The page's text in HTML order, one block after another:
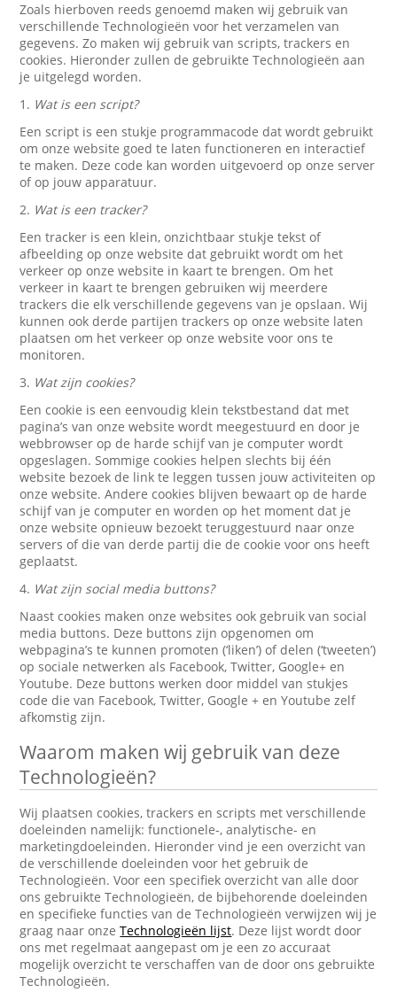
Zoals hierboven reeds genoemd maken wij gebruik van
verschillende Technologieën voor het verzamelen van
gegevens. Zo maken wij gebruik van scripts, trackers en
cookies. Hieronder zullen de gebruikte Technologieën aan
je uitgelegd worden.
1. Wat is een script?
Een script is een stukje programmacode dat wordt gebruikt
om onze website goed te laten functioneren en interactief
te maken. Deze code kan worden uitgevoerd op onze server
of op jouw apparatuur.
2. Wat is een tracker?
Een tracker is een klein, onzichtbaar stukje tekst of
afbeelding op onze website dat gebruikt wordt om het
verkeer op onze website in kaart te brengen. Om het
verkeer in kaart te brengen gebruiken wij meerdere
trackers die elk verschillende gegevens van je opslaan. Wij
kunnen ook derde partijen trackers op onze website laten
plaatsen om het verkeer op onze website voor ons te
monitoren.
3. Wat zijn cookies?
Een cookie is een eenvoudig klein tekstbestand dat met
pagina’s van onze website wordt meegestuurd en door je
webbrowser op de harde schijf van je computer wordt
opgeslagen. Sommige cookies helpen slechts bij één
website bezoek de link te leggen tussen jouw activiteiten op
onze website. Andere cookies blijven bewaart op de harde
schijf van je computer en worden op het moment dat je
onze website opnieuw bezoekt teruggestuurd naar onze
servers of die van derde partij die de cookie voor ons heeft
geplaatst.
4. Wat zijn social media buttons?
Naast cookies maken onze websites ook gebruik van social
media buttons. Deze buttons zijn opgenomen om
webpagina’s te kunnen promoten (‘liken’) of delen (‘tweeten’)
op sociale netwerken als Facebook, Twitter, Google+ en
Youtube. Deze buttons werken door middel van stukjes
code die van Facebook, Twitter, Google + en Youtube zelf
afkomstig zijn.
Waarom maken wij gebruik van deze
Technologieën?
Wij plaatsen cookies, trackers en scripts met verschillende
doeleinden namelijk: functionele-, analytische- en
marketingdoeleinden. Hieronder vind je een overzicht van
de verschillende doeleinden voor het gebruik de
Technologieën. Voor een specifiek overzicht van alle door
ons gebruikte Technologieën, de bijbehorende doeleinden
en specifieke functies van de Technologieën verwijzen wij je
graag naar onzeTechnologieën lijst. Deze lijst wordt door
ons met regelmaat aangepast om je een zo accuraat
mogelijk overzicht te verschaffen van de door ons gebruikte
Technologieën.